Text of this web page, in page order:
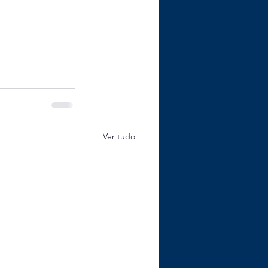
Ver tudo